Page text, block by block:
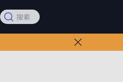
搜索